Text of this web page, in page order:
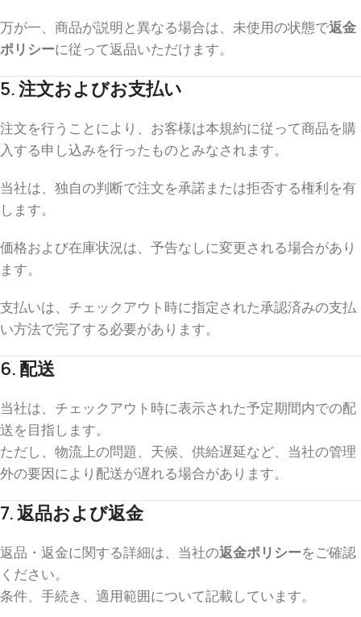
万が一、商品が説明と異なる場合は、未使用の状態で返金
ポリシーに従って返品いただけます。
5. 注文およびお支払い
注文を行うことにより、お客様は本規約に従って商品を購
入する申し込みを行ったものとみなされます。
当社は、独自の判断で注文を承諾または拒否する権利を有
します。
価格および在庫状況は、予告なしに変更される場合があり
ます。
支払いは、チェックアウト時に指定された承認済みの支払
い方法で完了する必要があります。
6. 配送
当社は、チェックアウト時に表示された予定期間内での配
送を目指します。
ただし、物流上の問題、天候、供給遅延など、当社の管理
外の要因により配送が遅れる場合があります。
7. 返品および返金
返品・返金に関する詳細は、当社の返金ポリシーをご確認
ください。
条件、手続き、適用範囲について記載しています。